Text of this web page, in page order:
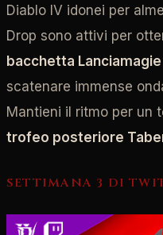
Diablo IV idonei per
Drop sono attivi per
bacchetta
scatenare immense
Mantieni il ritmo per un
trofeo posteriore
SETTIMANA 3 DI